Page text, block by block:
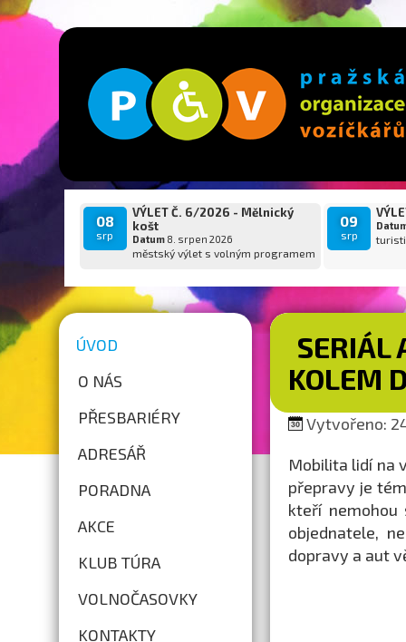
08
srp
VÝLET Č. 6/2026 - Mělnický
košt
Datum8. srpen 2026
městský výlet s volným programem
09
srp
ÚVOD
O NÁS
PŘESBARIÉRY
ADRESÁŘ
PORADNA
AKCE
KLUB TÚRA
VOLNOČASOVKY
KONTAKTY
SERIÁL
KOLEM
Vytvořeno:
Mobilita lidí na
přepravy je
kteří
objednatele,
dopravy a aut